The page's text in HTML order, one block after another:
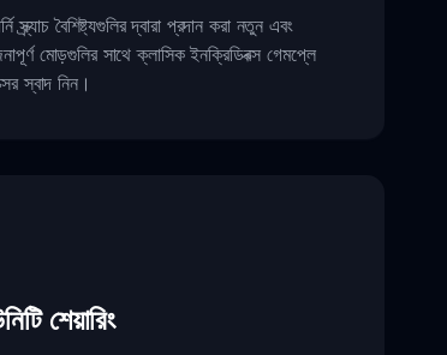
স্ক্র্যাচ বৈশিষ্ট্যগুলির দ্বারা প্রদান করা নতুন এবং
মোড়গুলির সাথে ক্লাসিক ইনক্রিডিবক্স গেমপ্লে
স্বাদ নিন।
শেয়ারিং